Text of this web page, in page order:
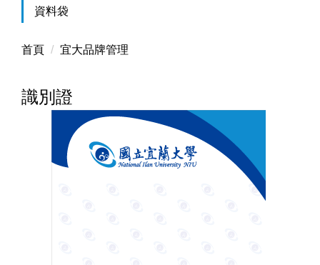
資料袋
首頁 宜大品牌管理
識別證